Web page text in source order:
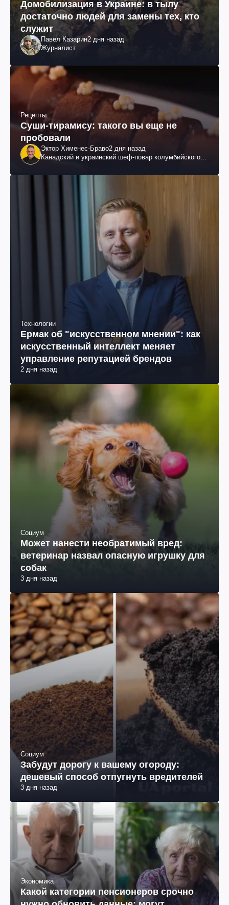
Домобилизация в Украине: в тылу
достаточно людей для замены тех, кто
служит
Павел Казарин2 дня назад
Журналист
Рецепты
Суши-тирамису: такого вы еще не
пробовали
Эктор Хименес-Браво2 дня назад
Канадский и украинский шеф-повар колумбийского
Технологии
Ермак об "искусственном мнении": как
искусственный интеллект меняет
управление репутацией брендов
2 дня назад
Социум
Может нанести необратимый вред:
ветеринар назвал опасную игрушку для
собак
3 дня назад
Социум
Забудут дорогу к вашему огороду:
дешевый способ отпугнуть вредителей
3 дня назад
Экономика
Какой категории пенсионеров срочно